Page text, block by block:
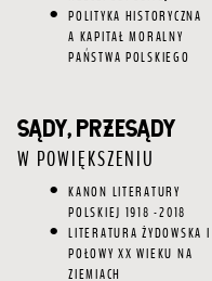
POLITYKA HISTORYCZNA
A KAPITAŁ MORALNY
PAŃSTWA POLSKIEGO
SĄDY, PRZESĄDY
W POWIĘKSZENIU
KANON LITERATURY
POLSKIEJ 1918 -2018
LITERATURA ŻYDOWSKA I
POŁOWY XX WIEKU NA
ZIEMIACH